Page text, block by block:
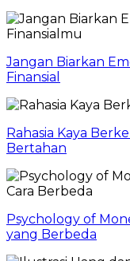
Jangan Biarkan
Finansial
Rahasia Kaya
Bertahan
Psychology of
yang Berbeda